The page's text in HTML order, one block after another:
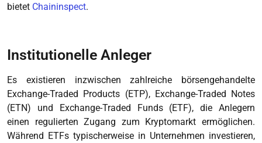
bietet Chaininspect.
Institutionelle Anleger
Es existieren inzwischen zahlreiche börsengehandelte
Exchange-Traded Products (ETP), Exchange-Traded Notes
(ETN) und Exchange-Traded Funds (ETF), die Anlegern
einen regulierten Zugang zum Kryptomarkt ermöglichen.
Während ETFs typischerweise in Unternehmen investieren,